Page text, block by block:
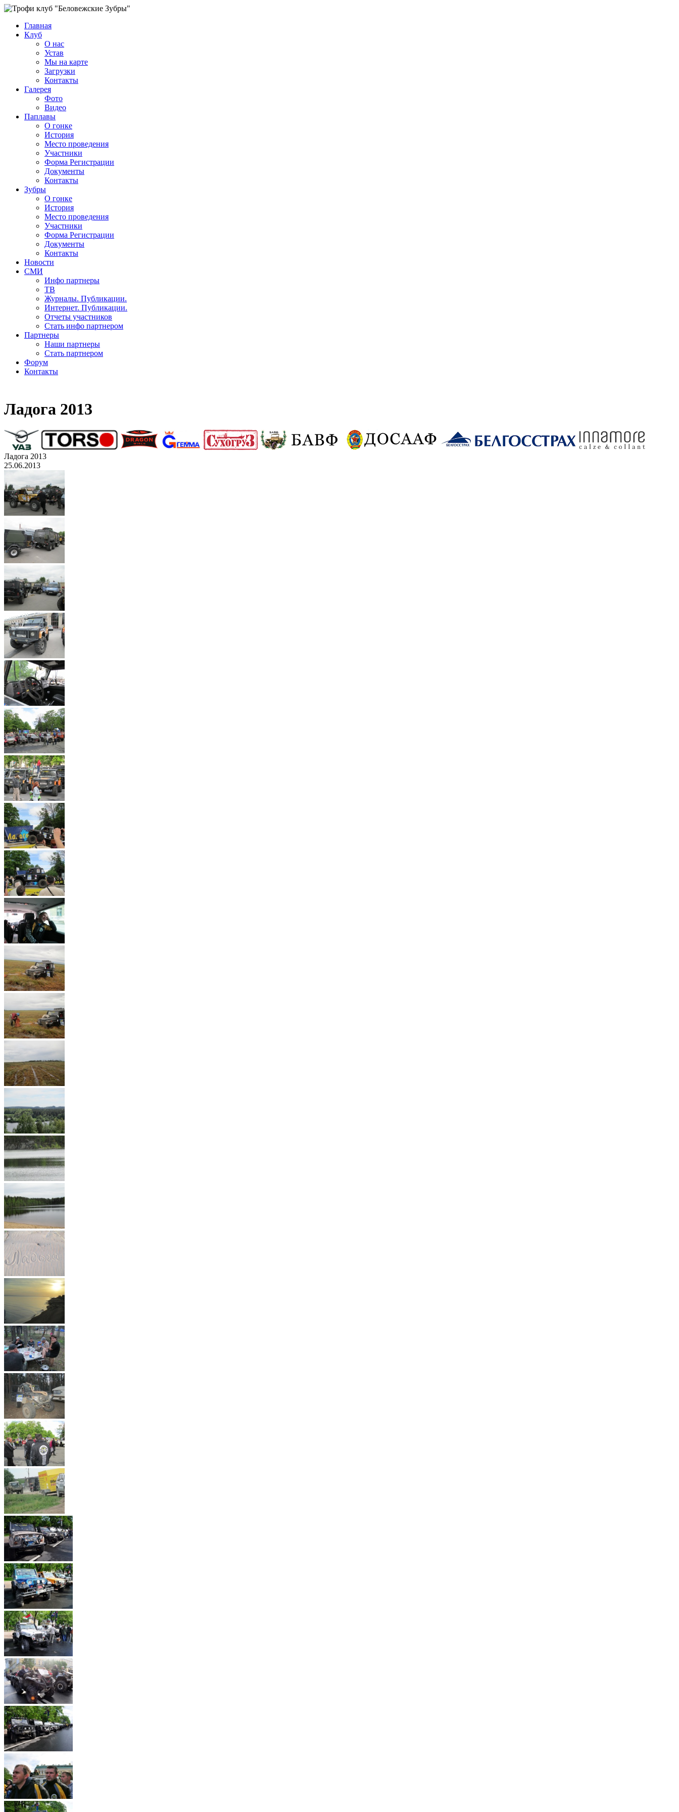
Главная
Клуб
О нас
Устав
Мы на карте
Загрузки
Контакты
Галерея
Фото
Видео
Паплавы
О гонке
История
Место проведения
Участники
Форма Регистрации
Документы
Контакты
Зубры
О гонке
История
Место проведения
Участники
Форма Регистрации
Документы
Контакты
Новости
СМИ
Инфо партнеры
ТВ
Журналы. Публикации.
Интернет. Публикации.
Отчеты участников
Стать инфо партнером
Партнеры
Наши партнеры
Стать партнером
Форум
Контакты
Ладога 2013
Ладога 2013
25.06.2013